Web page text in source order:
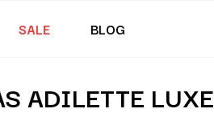
SALE BLOG
ADILETTE LUXE